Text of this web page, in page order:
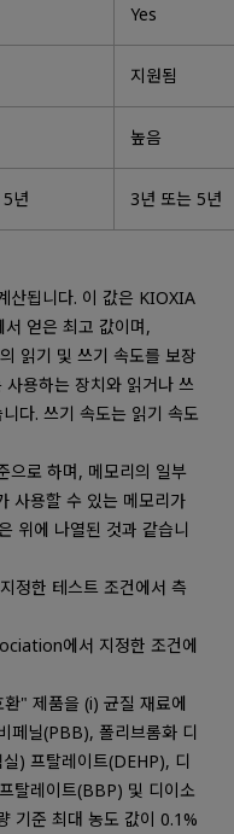
Yes
지원됨
높음
년 3년 또는 5년
됩니다. 이 값은 KIOXIA
얻은 최고 값이며,
읽기 및 쓰기 속도를 보장
용하는 장치와 읽거나 쓰
다. 쓰기 속도는 읽기 속도
으로 하며, 메모리의 일부
사용할 수 있는 메모리가
위에 나열된 것과 같습니
정한 테스트 조건에서 측
에서 지정한 조건에
" 제품을 (i) 균질 재료에
페닐(PBB), 폴리브롬화 디
) 프탈레이트(DEHP), 디
탈레이트(BBP) 및 디이소
기준 최대 농도 값이 0.1%